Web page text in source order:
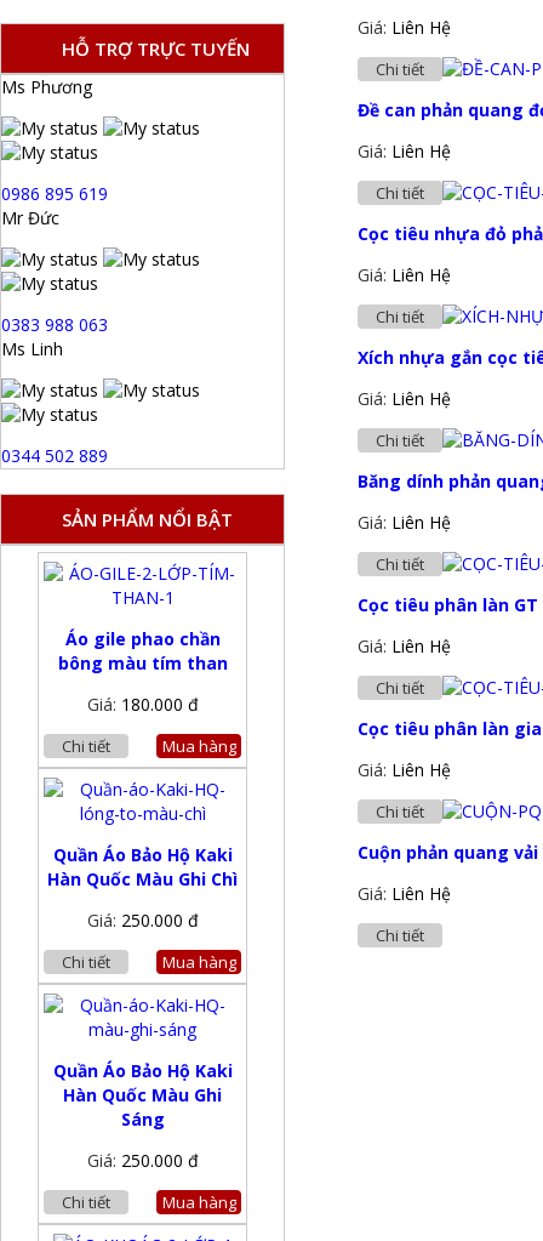
Giá: Liên Hệ
Chi tiết
Đề can phản quang
Giá: Liên Hệ
Chi tiết
Cọc tiêu nhựa đỏ
Giá: Liên Hệ
Chi tiết
Xích nhựa gắn cọc
Giá: Liên Hệ
Chi tiết
Băng dính phản
Giá: Liên Hệ
Chi tiết
Cọc tiêu phân làn
Giá: Liên Hệ
Chi tiết
Cọc tiêu phân làn
Giá: Liên Hệ
Chi tiết
Cuộn phản quang
Giá: Liên Hệ
Chi tiết
HỖ TRỢ TRỰC TUYẾN
Ms Phương
0986 895 619
Mr Đức
0383 988 063
Ms Linh
0344 502 889
SẢN PHẨM NỔI BẬT
Áo gile phao chần
bông màu tím than
Giá: 180.000 đ
Chi tiết Mua hàng
Quần Áo Bảo Hộ Kaki
Hàn Quốc Màu Ghi Chì
Giá: 250.000 đ
Chi tiết Mua hàng
Quần Áo Bảo Hộ Kaki
Hàn Quốc Màu Ghi
Sáng
Giá: 250.000 đ
Chi tiết Mua hàng